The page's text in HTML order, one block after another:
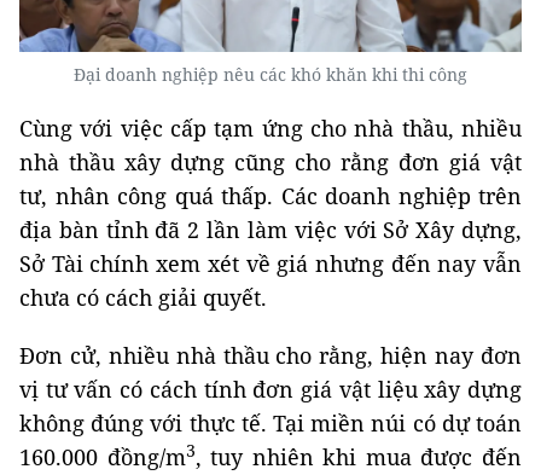
Đại doanh nghiệp nêu các khó khăn khi thi công
Cùng với việc cấp tạm ứng cho nhà thầu, nhiều
nhà thầu xây dựng cũng cho rằng đơn giá vật
tư, nhân công quá thấp. Các doanh nghiệp trên
địa bàn tỉnh đã 2 lần làm việc với Sở Xây dựng,
Sở Tài chính xem xét về giá nhưng đến nay vẫn
chưa có cách giải quyết.
Đơn cử, nhiều nhà thầu cho rằng, hiện nay đơn
vị tư vấn có cách tính đơn giá vật liệu xây dựng
không đúng với thực tế. Tại miền núi có dự toán
160.000 đồng/m3, tuy nhiên khi mua được đến